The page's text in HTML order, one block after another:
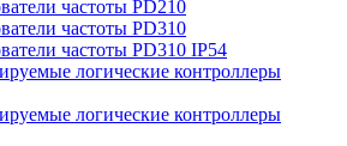
частоты PD210
частоты PD310
частоты PD310 IP54
логические контроллеры
логические контроллеры